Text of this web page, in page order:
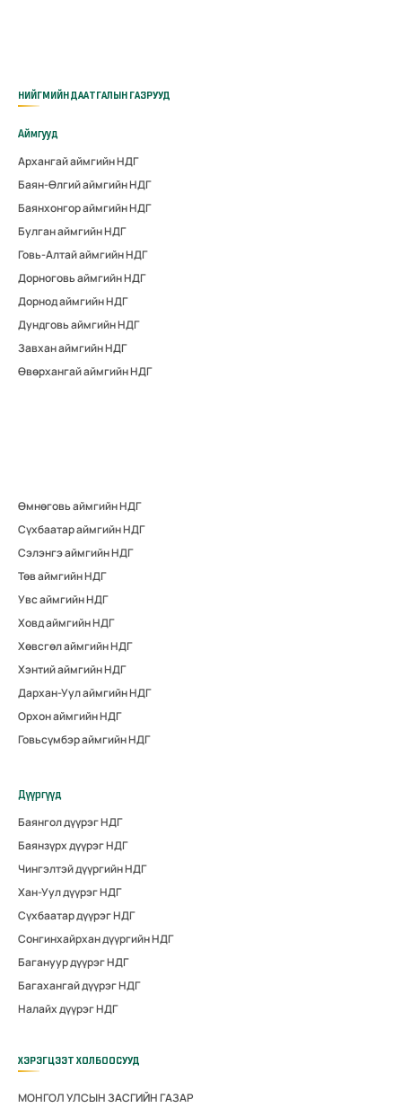
НИЙГМИЙН ДААТГАЛЫН ГАЗРУУД
Аймгууд
Архангай аймгийн НДГ
Баян-Өлгий аймгийн НДГ
Баянхонгор аймгийн НДГ
Булган аймгийн НДГ
Говь-Алтай аймгийн НДГ
Дорноговь аймгийн НДГ
Дорнод аймгийн НДГ
Дундговь аймгийн НДГ
Завхан аймгийн НДГ
Өвөрхангай аймгийн НДГ
Өмнөговь аймгийн НДГ
Сүхбаатар аймгийн НДГ
Сэлэнгэ аймгийн НДГ
Төв аймгийн НДГ
Увс аймгийн НДГ
Ховд аймгийн НДГ
Хөвсгөл аймгийн НДГ
Хэнтий аймгийн НДГ
Дархан-Уул аймгийн НДГ
Орхон аймгийн НДГ
Говьсүмбэр аймгийн НДГ
Дүүргүүд
Баянгол дүүрэг НДГ
Баянзүрх дүүрэг НДГ
Чингэлтэй дүүргийн НДГ
Хан-Уул дүүрэг НДГ
Сүхбаатар дүүрэг НДГ
Сонгинхайрхан дүүргийн НДГ
Багануур дүүрэг НДГ
Багахангай дүүрэг НДГ
Налайх дүүрэг НДГ
ХЭРЭГЦЭЭТ ХОЛБООСУУД
МОНГОЛ УЛСЫН ЗАСГИЙН ГАЗАР